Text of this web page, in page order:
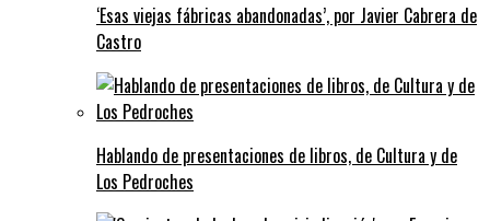
‘Esas viejas fábricas abandonadas’, por Javier Cabrera de
Castro
Hablando de presentaciones de libros, de Cultura y de
Los Pedroches